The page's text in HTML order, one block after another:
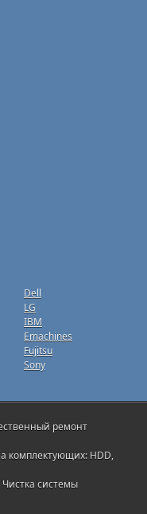
Dell
LG
IBM
Emachines
Fujitsu
Sony
ремонт
комплектующих: HDD,
системы